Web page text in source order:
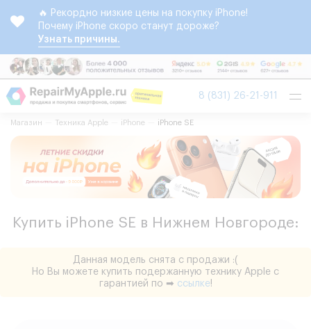
🔥 Рекордно низкие цены на покупку iPhone!
Почему iPhone скоро станут дороже?
Узнать причины.
8 (831) 26-21-911
Магазин Техника Apple iPhone iPhone SE
Купить iPhone SE в Нижнем Новгороде:
Данная модель снята с продажи :(
Но Вы можете купить подержанную технику Apple с
гарантией по ➡ ссылке!